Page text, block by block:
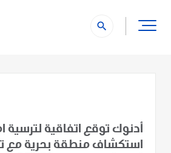
search
أدنوك توقع اتفاقية لترسية
استكشاف منطقة بحرية مع